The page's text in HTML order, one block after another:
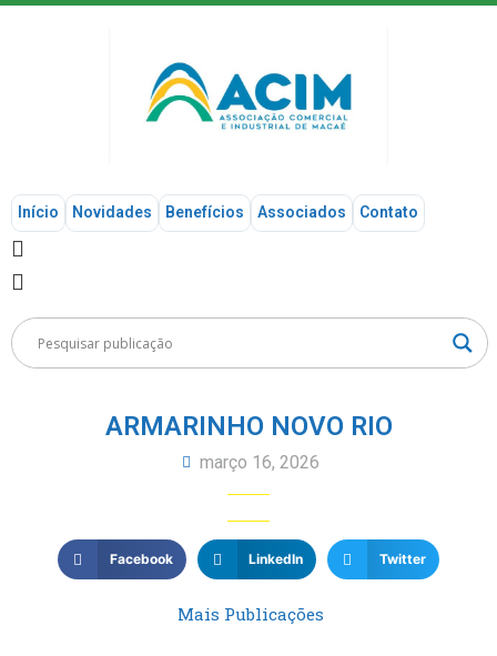
Início Novidades Benefícios Associados Contato
ARMARINHO NOVO RIO
março 16, 2026
Facebook LinkedIn Twitter
Mais Publicações